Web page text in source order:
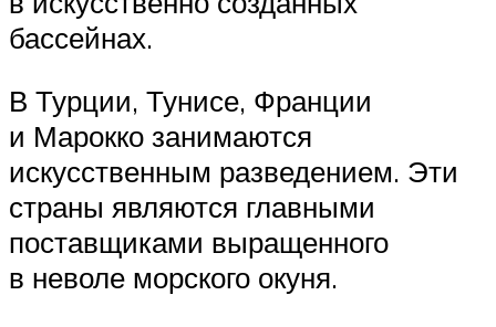
бассейнах.
В Турции, Тунисе, Франции
и Марокко занимаются
искусственным разведением. Эти
страны являются главными
поставщиками выращенного
в неволе морского окуня.